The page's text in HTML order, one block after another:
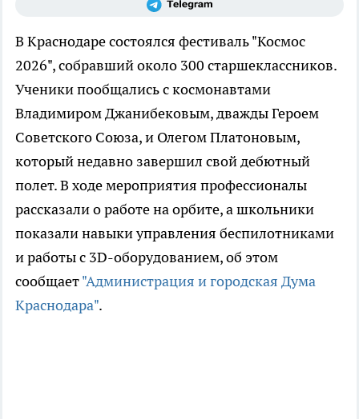
В Краснодаре состоялся фестиваль "Космос
2026", собравший около 300 старшеклассников.
Ученики пообщались с космонавтами
Владимиром Джанибековым, дважды Героем
Советского Союза, и Олегом Платоновым,
который недавно завершил свой дебютный
полет. В ходе мероприятия профессионалы
рассказали о работе на орбите, а школьники
показали навыки управления беспилотниками
и работы с 3D-оборудованием, об этом
сообщает"Администрация и городская Дума
Краснодара".